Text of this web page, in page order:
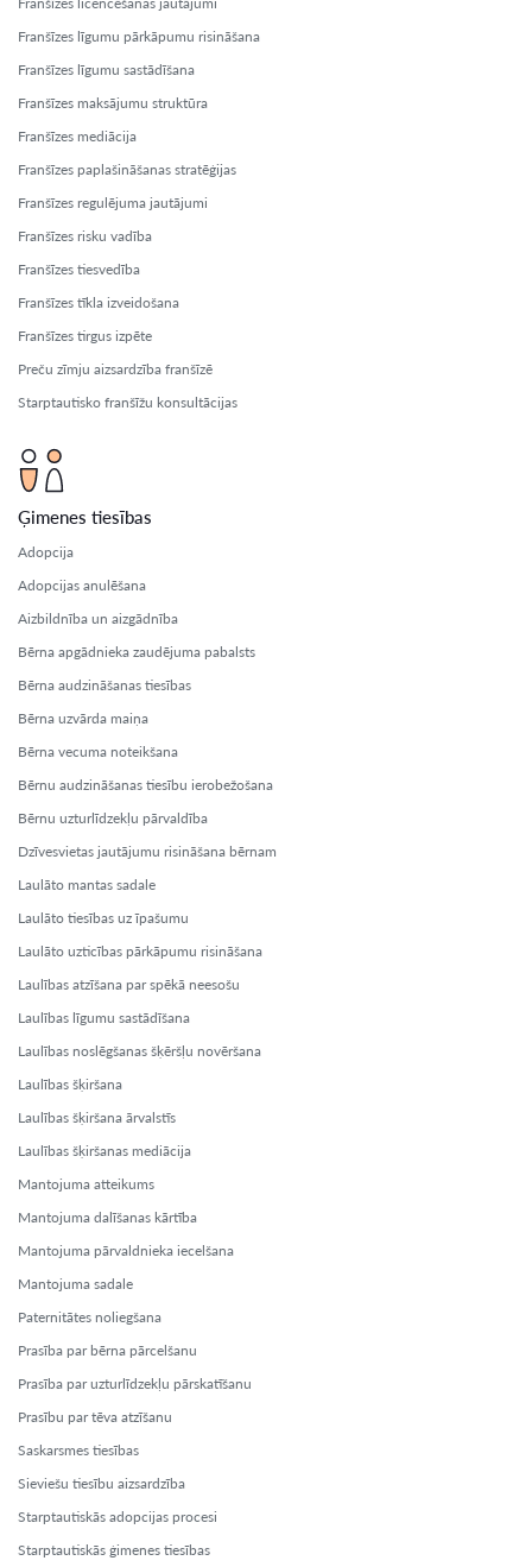
Franšīzes līgumu pārkāpumu risināšana
Franšīzes līgumu sastādīšana
Franšīzes maksājumu struktūra
Franšīzes mediācija
Franšīzes paplašināšanas stratēģijas
Franšīzes regulējuma jautājumi
Franšīzes risku vadība
Franšīzes tiesvedība
Franšīzes tīkla izveidošana
Franšīzes tirgus izpēte
Preču zīmju aizsardzība franšīzē
Starptautisko franšīžu konsultācijas
Ģimenes tiesības
Adopcija
Adopcijas anulēšana
Aizbildnība un aizgādnība
Bērna apgādnieka zaudējuma pabalsts
Bērna audzināšanas tiesības
Bērna uzvārda maiņa
Bērna vecuma noteikšana
Bērnu audzināšanas tiesību ierobežošana
Bērnu uzturlīdzekļu pārvaldība
Dzīvesvietas jautājumu risināšana bērnam
Laulāto mantas sadale
Laulāto tiesības uz īpašumu
Laulāto uzticības pārkāpumu risināšana
Laulības atzīšana par spēkā neesošu
Laulības līgumu sastādīšana
Laulības noslēgšanas šķēršļu novēršana
Laulības šķiršana
Laulības šķiršana ārvalstīs
Laulības šķiršanas mediācija
Mantojuma atteikums
Mantojuma dalīšanas kārtība
Mantojuma pārvaldnieka iecelšana
Mantojuma sadale
Paternitātes noliegšana
Prasība par bērna pārcelšanu
Prasība par uzturlīdzekļu pārskatīšanu
Prasību par tēva atzīšanu
Saskarsmes tiesības
Sieviešu tiesību aizsardzība
Starptautiskās adopcijas procesi
Starptautiskās ģimenes tiesības